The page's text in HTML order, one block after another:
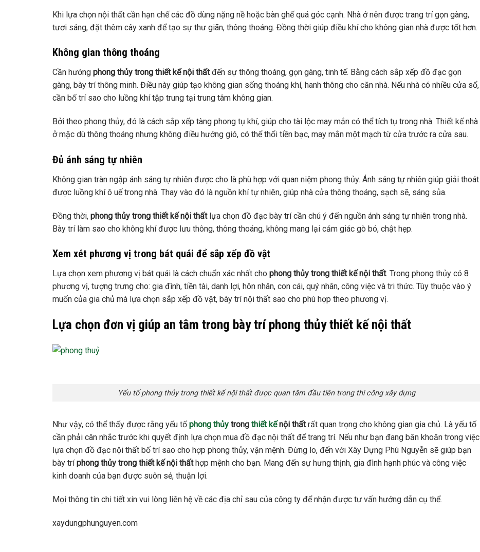
Khi lựa chọn nội thất cần hạn chế các đồ dùng nặng nề hoặc bàn ghế quá góc cạnh. Nhà ở nên được trang trí gọn gàng,
tươi sáng, đặt thêm cây xanh để tạo sự thư giãn, thông thoáng. Đồng thời giúp điều khí cho không gian nhà được tốt hơn.
Không gian thông thoáng
Cần hướng phong thủy trong thiết kế nội thấtđến sự thông thoáng, gọn gàng, tinh tế. Bằng cách sắp xếp đồ đạc gọn
gàng, bày trí thông minh. Điều này giúp tạo không gian sống thoáng khí, hanh thông cho căn nhà. Nếu nhà có nhiều cửa sổ,
cần bố trí sao cho luồng khí tập trung tại trung tâm không gian.
Bởi theo phong thủy, đó là cách sắp xếp tàng phong tụ khí, giúp cho tài lộc may mắn có thể tích tụ trong nhà. Thiết kế nhà
ở mặc dù thông thoáng nhưng không điều hướng gió, có thể thổi tiền bạc, may mắn một mạch từ cửa trước ra cửa sau.
Đủ ánh sáng tự nhiên
Không gian tràn ngập ánh sáng tự nhiên được cho là phù hợp với quan niệm phong thủy. Ánh sáng tự nhiên giúp giải thoát
được luồng khí ô uế trong nhà. Thay vào đó là nguồn khí tự nhiên, giúp nhà cửa thông thoáng, sạch sẽ, sáng sủa.
Đồng thời, phong thủy trong thiết kế nội thất lựa chọn đồ đạc bày trí cần chú ý đến nguồn ánh sáng tự nhiên trong nhà.
Bày trí làm sao cho không khí được lưu thông, thông thoáng, không mang lại cảm giác gò bó, chật hẹp.
Xem xét phương vị trong bát quái để sắp xếp đồ vật
Lựa chọn xem phương vị bát quái là cách chuẩn xác nhất cho phong thủy trong thiết kế nội thất. Trong phong thủy có 8
phương vị, tượng trưng cho: gia đình, tiền tài, danh lợi, hôn nhân, con cái, quý nhân, công việc và tri thức. Tùy thuộc vào ý
muốn của gia chủ mà lựa chọn sắp xếp đồ vật, bày trí nội thất sao cho phù hợp theo phương vị.
Lựa chọn đơn vị giúp an tâm trong bày trí phong thủy thiết kế nội thất
Yếu tố phong thủy trong thiết kế nội thất được quan tâm đầu tiên trong thi công xây dựng
Như vậy, có thể thấy được rằng yếu tố phong thủy trong thiết kếnội thấtrất quan trọng cho không gian gia chủ. Là yếu tố
cần phải cân nhắc trước khi quyết định lựa chọn mua đồ đạc nội thất để trang trí. Nếu như bạn đang băn khoăn trong việc
lựa chọn đồ đạc nội thất bố trí sao cho hợp phong thủy, vận mệnh. Đừng lo, đến với Xây Dựng Phú Nguyễn sẽ giúp bạn
bày tríphong thủy trong thiết kế nội thấthợp mệnh cho bạn. Mang đến sự hưng thịnh, gia đình hạnh phúc và công việc
kinh doanh của bạn được suôn sẻ, thuận lợi.
Mọi thông tin chi tiết xin vui lòng liên hệ về các địa chỉ sau của công ty để nhận được tư vấn hướng dẫn cụ thể.
xaydungphunguyen.com